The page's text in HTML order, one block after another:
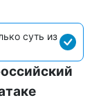
суть из